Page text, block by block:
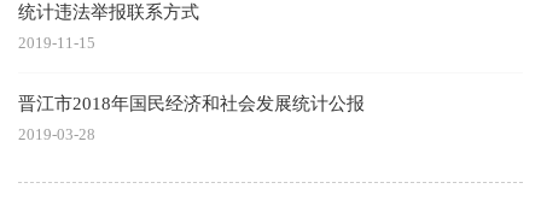
统计违法举报联系方式
2019-11-15
晋江市2018年国民经济和社会发展统计公报
2019-03-28